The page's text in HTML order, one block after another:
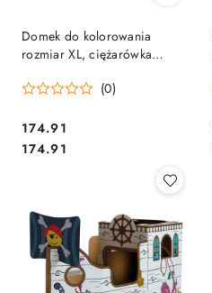
Domek do kolorowania
rozmiar XL, ciężarówka
100142509 FELLOWES
(0)
Cena:
174.91
Cena:
174.91